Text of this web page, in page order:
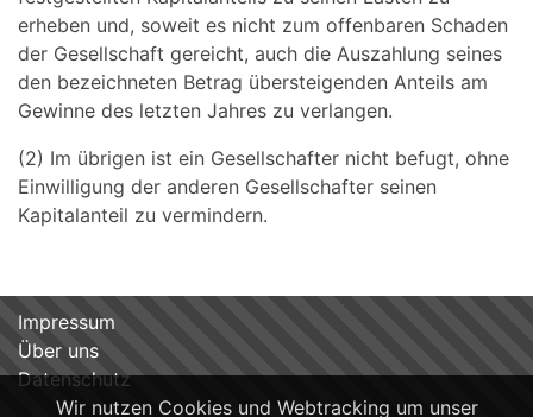
erheben und, soweit es nicht zum offenbaren Schaden
der Gesellschaft gereicht, auch die Auszahlung seines
den bezeichneten Betrag übersteigenden Anteils am
Gewinne des letzten Jahres zu verlangen.
(2) Im übrigen ist ein Gesellschafter nicht befugt, ohne
Einwilligung der anderen Gesellschafter seinen
Kapitalanteil zu vermindern.
Wir nutzen Cookies und Webtracking um unser
Impressum
Über uns
Datenschutz